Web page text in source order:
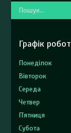
Графік
Понеділок
Вівторок
Середа
Четвер
Пʼятниця
Субота